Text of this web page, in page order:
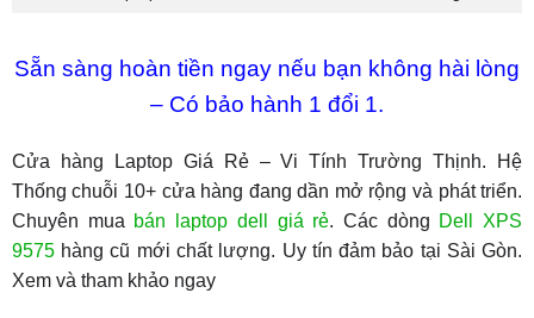
Sẵn sàng hoàn tiền ngay nếu bạn không hài lòng
– Có bảo hành 1 đổi 1.
Cửa hàng Laptop Giá Rẻ – Vi Tính Trường Thịnh. Hệ
Thống chuỗi 10+ cửa hàng đang dần mở rộng và phát triển.
Chuyên mua bán laptop dell giá rẻ. Các dòng Dell XPS
9575hàng cũ mới chất lượng. Uy tín đảm bảo tại Sài Gòn.
Xem và tham khảo ngay